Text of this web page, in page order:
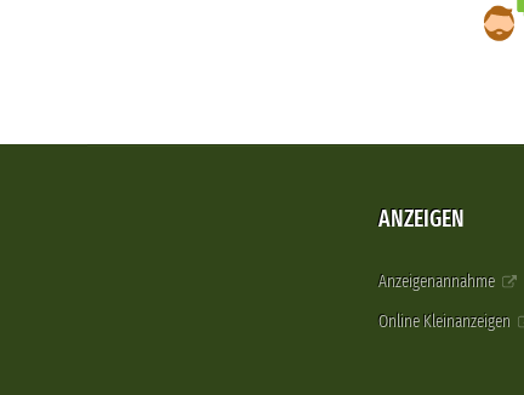
ANZEIGEN
Anzeigenannahme
Online Kleinanzeigen